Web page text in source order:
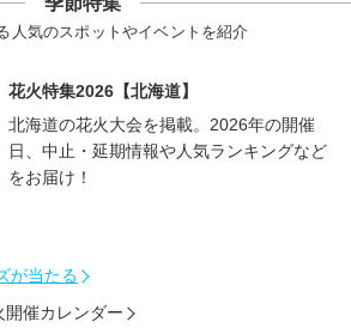
人気のスポットやイベントを紹介
花火特集2026【北海道】
北海道の花火大会を掲載。2026年の開催
日、中止・延期情報や人気ランキングなど
をお届け！
が当たる
開催カレンダー